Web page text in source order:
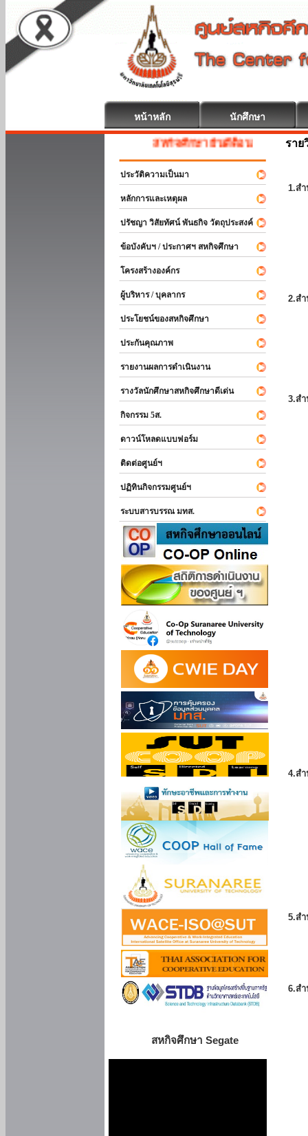
หน้าหลัก นักศึกษา
สหกิจศึกษา ยินดีต้อนรับ
ประวัติความเป็นมา
หลักการและเหตุผล
ปรัชญา วิสัยทัศน์ พันธกิจ วัตถุประสงค์
ข้อบังคับฯ / ประกาศฯ สหกิจศึกษา
โครงสร้างองค์กร
ผู้บริหาร / บุคลากร
ประโยชน์ของสหกิจศึกษา
ประกันคุณภาพ
รายงานผลการดำเนินงาน
รางวัลนักศึกษาสหกิจศึกษาดีเด่น
กิจกรรม 5ส.
ดาวน์โหลดแบบฟอร์ม
ติดต่อศูนย์ฯ
ปฏิทินกิจกรรมศูนย์ฯ
ระบบสารบรรณ มทส.
สหกิจศึกษา Segate
ราย
1.ส
2.ส
3.ส
4.ส
5.ส
6.ส